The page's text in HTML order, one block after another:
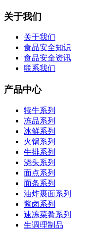
关于我们
关于我们
食品安全知识
食品安全资讯
联系我们
产品中心
犊牛系列
冻品系列
冰鲜系列
火锅系列
牛排系列
浇头系列
面点系列
面条系列
油炸裹面系列
酱卤系列
速冻菜肴系列
生调理制品